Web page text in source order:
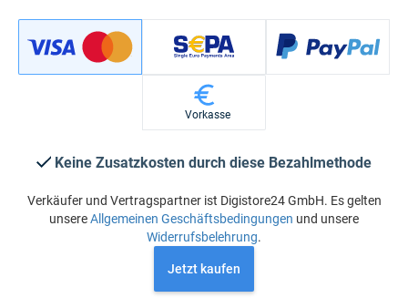
Vorkasse
Keine Zusatzkosten durch diese Bezahlmethode
Verkäufer und Vertragspartner ist Digistore24 GmbH. Es gelten
unsereAllgemeinen Geschäftsbedingungen und unsere
Widerrufsbelehrung.
Jetzt kaufen